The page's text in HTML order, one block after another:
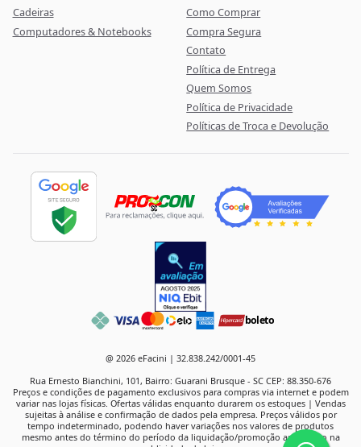
Cadeiras
Computadores & Notebooks
Como Comprar
Compra Segura
Contato
Política de Entrega
Quem Somos
Política de Privacidade
Políticas de Troca e Devolução
boleto
@ 2026 eFacini | 32.838.242/0001-45
Rua Ernesto Bianchini, 101, Bairro: Guarani Brusque - SC CEP: 88.350-676
Preços e condições de pagamento exclusivos para compras via internet e podem
variar nas lojas físicas. Ofertas válidas enquanto durarem os estoques | Vendas
sujeitas à análise e confirmação de dados pela empresa. Preços válidos por
tempo indeterminado, podendo haver variações nos valores de produtos
mesmo antes do término do período da liquidação/promoção anunciado na